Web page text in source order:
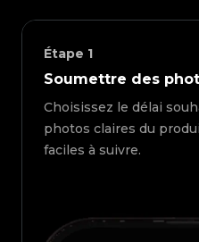
Étape 1
Soumettre des
Choisissez le délai
photos claires du
faciles à suivre.